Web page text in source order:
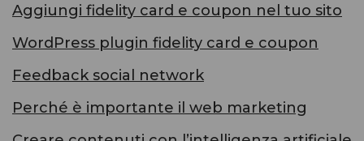
Aggiungi fidelity card e coupon nel tuo sito
WordPress plugin fidelity card e coupon
Feedback social network
Perché è importante il web marketing